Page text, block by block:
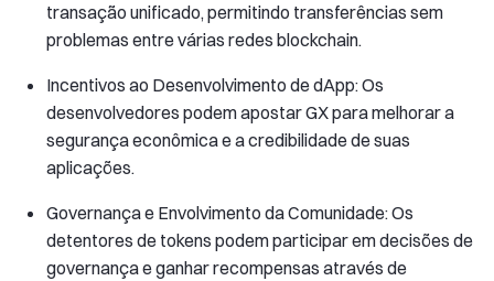
transação unificado, permitindo transferências sem
problemas entre várias redes blockchain.
Incentivos ao Desenvolvimento de dApp: Os
desenvolvedores podem apostar GX para melhorar a
segurança econômica e a credibilidade de suas
aplicações.
Governança e Envolvimento da Comunidade: Os
detentores de tokens podem participar em decisões de
governança e ganhar recompensas através de